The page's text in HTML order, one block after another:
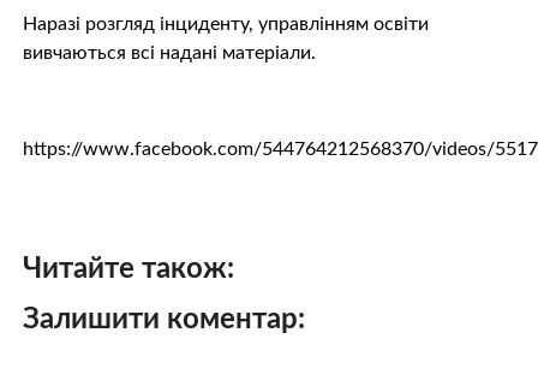
Наразі розгляд інциденту, управлінням освіти
вивчаються всі надані матеріали.
https://www.facebook.com/544764212568370/videos/
Читайте також:
Залишити коментар: